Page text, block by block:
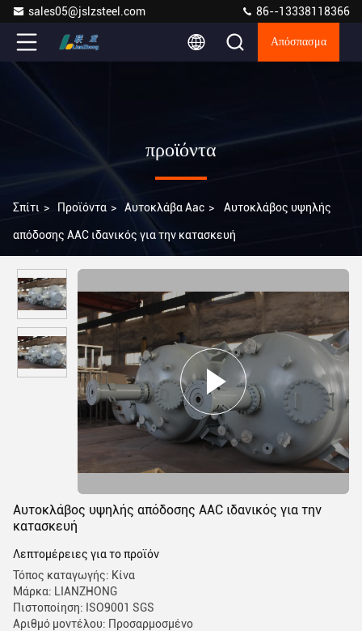
sales05@jslzsteel.com 86--13338118366
Απόσπασμα
προϊόντα
Σπίτι > Προϊόντα > Αυτοκλάβα Aac > Αυτοκλάβος υψηλής
απόδοσης AAC ιδανικός για την κατασκευή
Αυτοκλάβος υψηλής απόδοσης AAC ιδανικός για την
κατασκευή
Λεπτομέρειες για το προϊόν
Τόπος καταγωγής: Κίνα
Μάρκα: LIANZHONG
Πιστοποίηση: ISO9001 SGS
Αριθμό μοντέλου: Προσαρμοσμένο